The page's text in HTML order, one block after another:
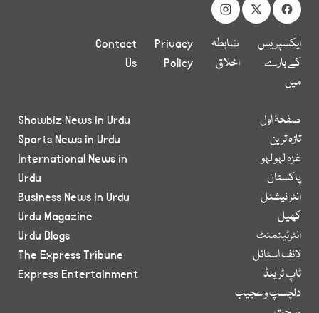
ایکسپریس
کے بارے
میں
ضابطہ
اخلاق
Privacy
Policy
Contact
Us
صفحۂ اول
تازہ ترین
غزہ لہو لہو
پاکستان
انٹر نیشنل
کھیل
انٹرٹینمنٹ
لائف اسٹائل
ٹاپ ٹرینڈ
دلچسپ و عجیب
Showbiz News in Urdu
Sports News in Urdu
International News in
Urdu
Business News in Urdu
Urdu Magazine
Urdu Blogs
The Express Tribune
Express Entertainment